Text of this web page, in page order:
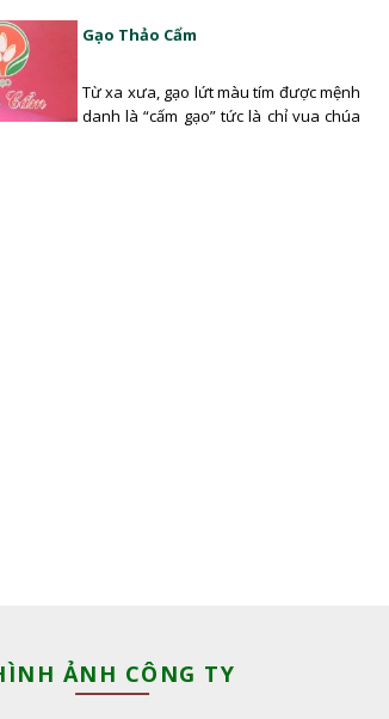
Gạo Thảo Cẩm
Từ xa xưa, gạo lứt màu tím được mệnh
danh là “cấm gạo” tức là chỉ vua chúa
ẢNH CÔNG TY